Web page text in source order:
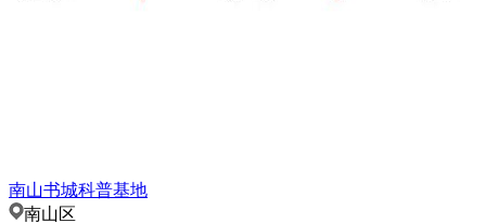
南山书城科普基地
南山区